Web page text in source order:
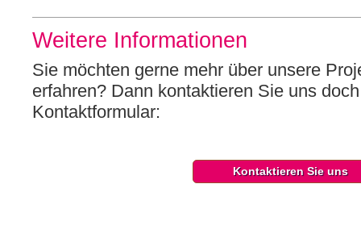
Weitere Informationen
Sie möchten gerne mehr über unsere
erfahren? Dann kontaktieren Sie uns
Kontaktformular:
Kontaktieren Sie uns